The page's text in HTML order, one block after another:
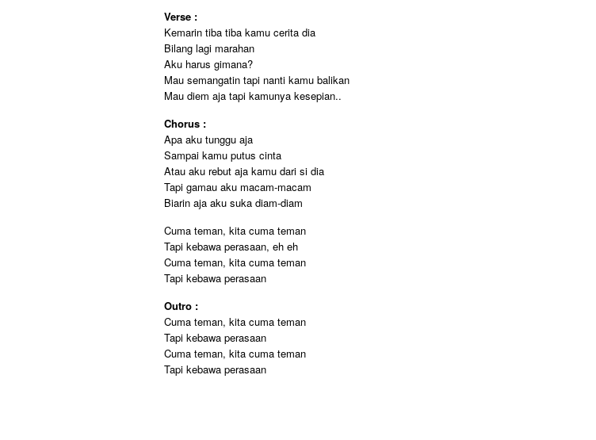
Verse :
Kemarin tiba tiba kamu cerita dia
Bilang lagi marahan
Aku harus gimana?
Mau semangatin tapi nanti kamu balikan
Mau diem aja tapi kamunya kesepian..
Chorus :
Apa aku tunggu aja
Sampai kamu putus cinta
Atau aku rebut aja kamu dari si dia
Tapi gamau aku macam-macam
Biarin aja aku suka diam-diam
Cuma teman, kita cuma teman
Tapi kebawa perasaan, eh eh
Cuma teman, kita cuma teman
Tapi kebawa perasaan
Outro :
Cuma teman, kita cuma teman
Tapi kebawa perasaan
Cuma teman, kita cuma teman
Tapi kebawa perasaan